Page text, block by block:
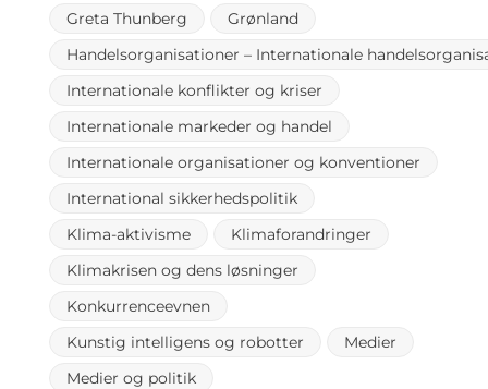
Greta Thunberg
Grønland
Handelsorganisationer – Internationale
Internationale konflikter og kriser
Internationale markeder og handel
Internationale organisationer og konventioner
International sikkerhedspolitik
Klima-aktivisme
Klimaforandringer
Klimakrisen og dens løsninger
Konkurrenceevnen
Kunstig intelligens og robotter
Medier
Medier og politik